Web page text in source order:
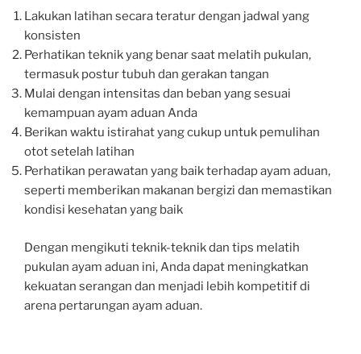
Lakukan latihan secara teratur dengan jadwal yang
konsisten
Perhatikan teknik yang benar saat melatih pukulan,
termasuk postur tubuh dan gerakan tangan
Mulai dengan intensitas dan beban yang sesuai
kemampuan ayam aduan Anda
Berikan waktu istirahat yang cukup untuk pemulihan
otot setelah latihan
Perhatikan perawatan yang baik terhadap ayam aduan,
seperti memberikan makanan bergizi dan memastikan
kondisi kesehatan yang baik
Dengan mengikuti teknik-teknik dan tips melatih
pukulan ayam aduan ini, Anda dapat meningkatkan
kekuatan serangan dan menjadi lebih kompetitif di
arena pertarungan ayam aduan.